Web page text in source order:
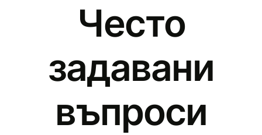
Често
задавани
въпроси